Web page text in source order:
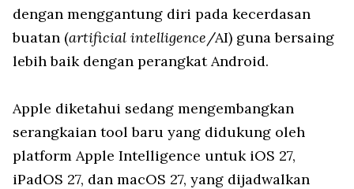
dengan menggantung diri pada kecerdasan
buatan (artificial intelligence/AI) guna bersaing
lebih baik dengan perangkat Android.
Apple diketahui sedang mengembangkan
serangkaian tool baru yang didukung oleh
platform Apple Intelligence untuk iOS 27,
iPadOS 27, dan macOS 27, yang dijadwalkan